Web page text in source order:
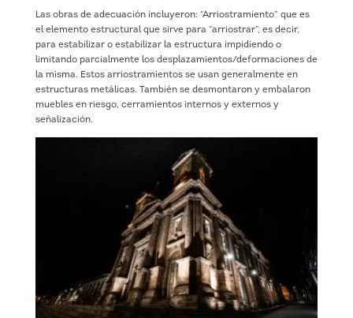
Las obras de adecuación incluyeron: “Arriostramiento” que es
el elemento estructural que sirve para “arriostrar”, es decir,
para estabilizar o estabilizar la estructura impidiendo o
limitando parcialmente los desplazamientos/deformaciones de
la misma. Estos arriostramientos se usan generalmente en
estructuras metálicas. También se desmontaron y embalaron
muebles en riesgo, cerramientos internos y externos y
señalización.